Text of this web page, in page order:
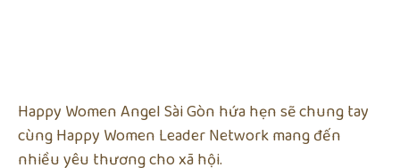
Happy Women Angel Sài Gòn hứa hẹn sẽ chung tay
cùng Happy Women Leader Network mang đến
nhiều yêu thương cho xã hội.